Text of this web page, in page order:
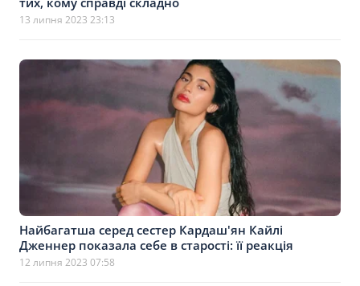
13 липня 2023 23:13
Найбагатша серед сестер Кардаш'ян Кайлі
Дженнер показала себе в старості: її реакція
12 липня 2023 07:58